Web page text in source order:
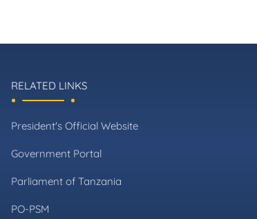
RELATED LINKS
President's Official Website
Government Portal
Parliament of Tanzania
PO-PSM